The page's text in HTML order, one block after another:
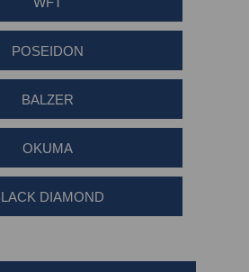
POSEIDON
BALZER
OKUMA
DIAMOND